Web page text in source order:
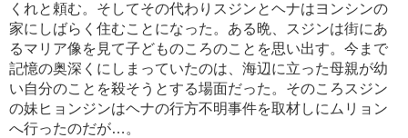
くれと頼む。そしてその代わりスジンとヘナはヨンシンの
家にしばらく住むことになった。ある晩、スジンは街にあ
るマリア像を見て子どものころのことを思い出す。今まで
記憶の奥深くにしまっていたのは、海辺に立った母親が幼
い自分のことを殺そうとする場面だった。そのころスジン
の妹ヒョンジンはヘナの行方不明事件を取材しにムリョン
へ行ったのだが…。